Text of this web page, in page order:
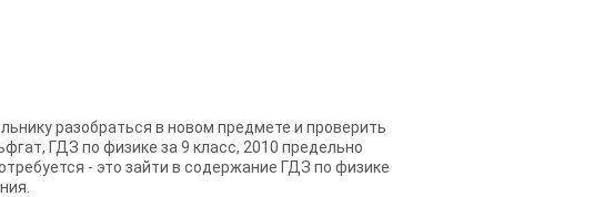
разобраться в новом предмете и проверить
ГДЗ по физике за 9 класс, 2010 предельно
- это зайти в содержание ГДЗ по физике